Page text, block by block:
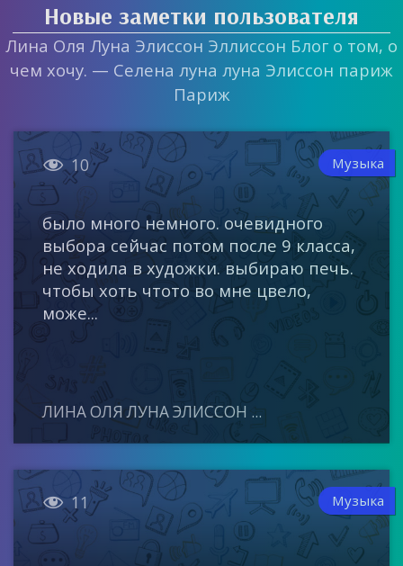
Новые заметки пользователя
Лина Оля Луна Элиссон Эллиссон Блог о том, о
чем хочу. — Селена луна луна Элиссон париж
Париж
 10 Музыка
было много немного. очевидного
выбора сейчас потом после 9 класса,
не ходила в художки. выбираю печь.
чтобы хоть чтото во мне цвело,
може...
ЛИНА ОЛЯ ЛУНА ЭЛИССОН ...
 11 Музыка